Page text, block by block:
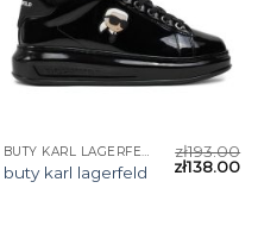
BUTY KARL LAGERFELD
buty karl lagerfeld
zł193.00
zł138.00